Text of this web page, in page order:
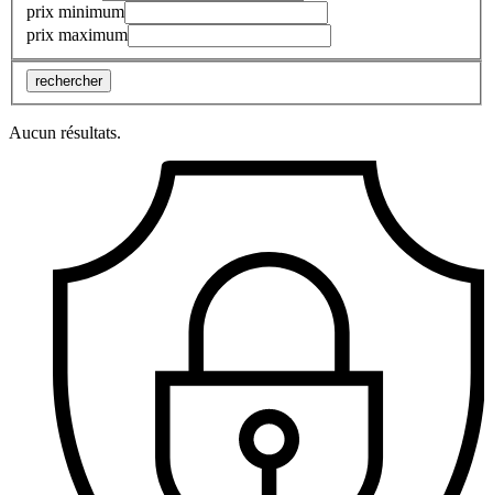
prix minimum
prix maximum
rechercher
Aucun résultats.